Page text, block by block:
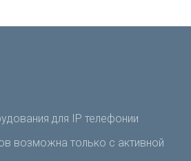
для IP телефонии
возможна только с активной